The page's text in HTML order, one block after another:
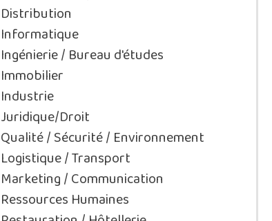
Distribution
Informatique
Ingénierie / Bureau d'études
Immobilier
Industrie
Juridique/Droit
Qualité / Sécurité / Environnement
Logistique / Transport
Marketing / Communication
Ressources Humaines